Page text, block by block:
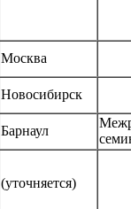
Москва
Новосибирск
Барнаул
(уточняется)